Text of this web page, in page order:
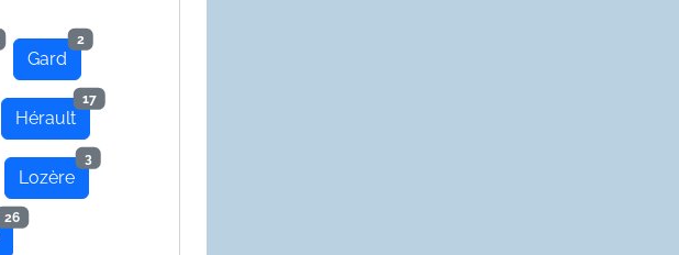
Gard
2
Hérault
17
Lozère
3
26